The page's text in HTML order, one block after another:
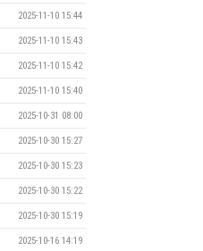
2025-11-10 15:44
2025-11-10 15:43
2025-11-10 15:42
2025-11-10 15:40
2025-10-31 08:00
2025-10-30 15:27
2025-10-30 15:23
2025-10-30 15:22
2025-10-30 15:19
2025-10-16 14:19